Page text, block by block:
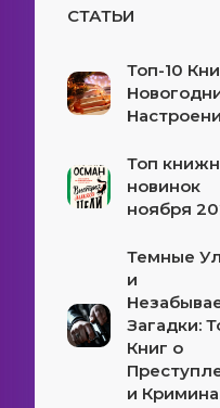
СТАТЬИ
Топ-10
Топ
новинок
ноября
Темные
и
Загадки:
Книг о
и